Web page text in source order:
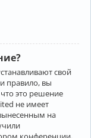
свой
правило, вы
это решение
не имеет
на